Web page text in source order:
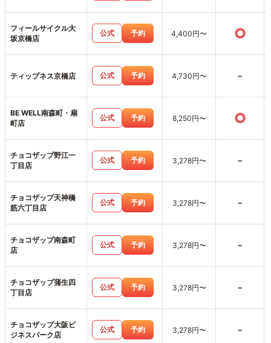
フィールサイクル大
坂京橋店
公式 予約 4,400円〜 ○
ティップネス京橋店 公式 予約 4,730円〜 -
BE WELL南森町・扇
町店
公式 予約 8,250円〜 ○
チョコザップ野江一
丁目店
公式 予約 3,278円〜 -
チョコザップ天神橋
筋六丁目店
公式 予約 3,278円〜 -
チョコザップ南森町
店
公式 予約 3,278円〜 -
チョコザップ蒲生四
丁目店
公式 予約 3,278円〜 -
チョコザップ大阪ビ
ジネスパーク店
公式 予約 3,278円〜 -